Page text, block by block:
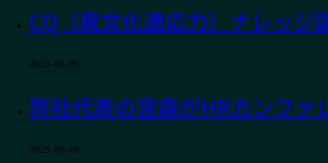
CQ（異文化適応力）ナレッ
2025-06-06
弊社代表の宮森がHRカンファ
2025-05-28